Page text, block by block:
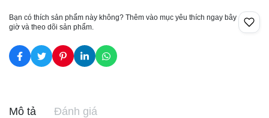
Bạn có thích sản phẩm này không? Thêm vào mục yêu thích ngay bây
giờ và theo dõi sản phẩm.
Mô tả Đánh giá